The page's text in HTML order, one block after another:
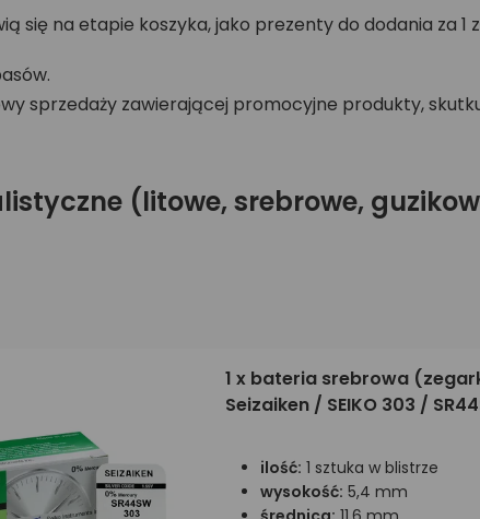
na etapie koszyka, jako prezenty do dodania za 1
sprzedaży zawierającej promocyjne produkty,
(litowe, srebrowe,
1 x bateria srebrowa
Seizaiken / SEIKO 303 /
ilość: 1 sztuka w blistrze
wysokość: 5,4 mm